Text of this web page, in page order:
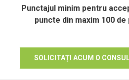
Punctajul minim pentru
puncte din maxim 100
SOLICITAȚI ACUM O